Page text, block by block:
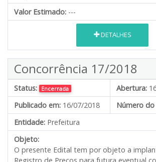
Valor Estimado: ---
DETALHES
Concorrência 17/2018
Status: Encerrada Abertura:
Publicado em: 16/07/2018
Número
Entidade: Prefeitura
Objeto:
O presente Edital tem por objeto a